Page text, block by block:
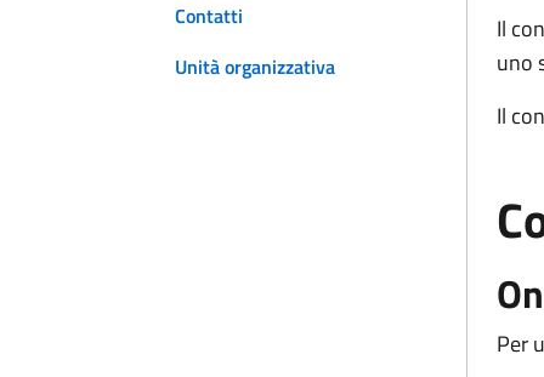
Contatti
Unità organizzativa
Il
uno
Il
Per